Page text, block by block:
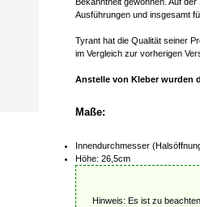
Ausführungen und insgesamt
Tyrant hat die Qualität seiner
im Vergleich zur vorherigen
Anstelle von Kleber wurden
Maße:
Innendurchmesser
Höhe: 26,5cm
Hinweis: Es ist zu